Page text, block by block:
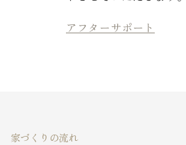
アフターサポート
家づくりの流れ